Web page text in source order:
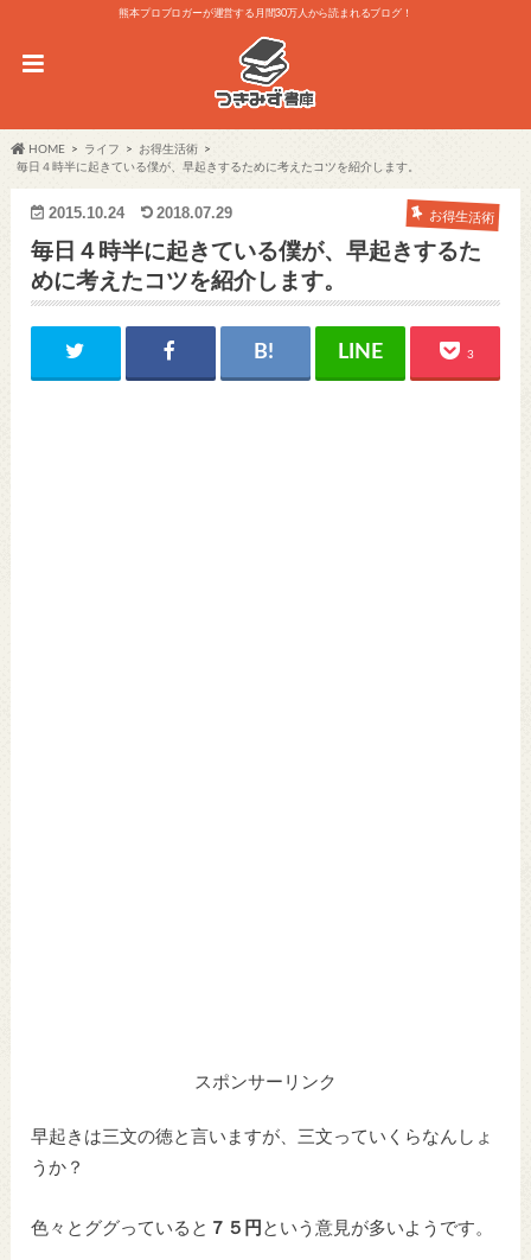
熊本プロブロガーが運営する月間30万人から読まれるブログ！
HOME ライフ
お得生活術
毎日４時半に起きている僕が、早起きするために考えたコツを紹介します。
2015.10.24 2018.07.29 お得生活術
毎日４時半に起きている僕が、早起きするた
めに考えたコツを紹介します。
3
スポンサーリンク
早起きは三文の徳と言いますが、三文っていくらなんしょ
うか？
色々とググっていると ７５円 という意見が多いようです。